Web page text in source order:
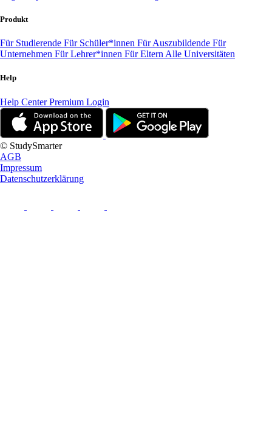
Produkt
Für Studierende Für Schüler*innen Für Auszubildende Für
Unternehmen Für Lehrer*innen Für Eltern Alle Universitäten
Help
Help CenterPremium Login
© StudySmarter
AGB
Impressum
Datenschutzerklärung